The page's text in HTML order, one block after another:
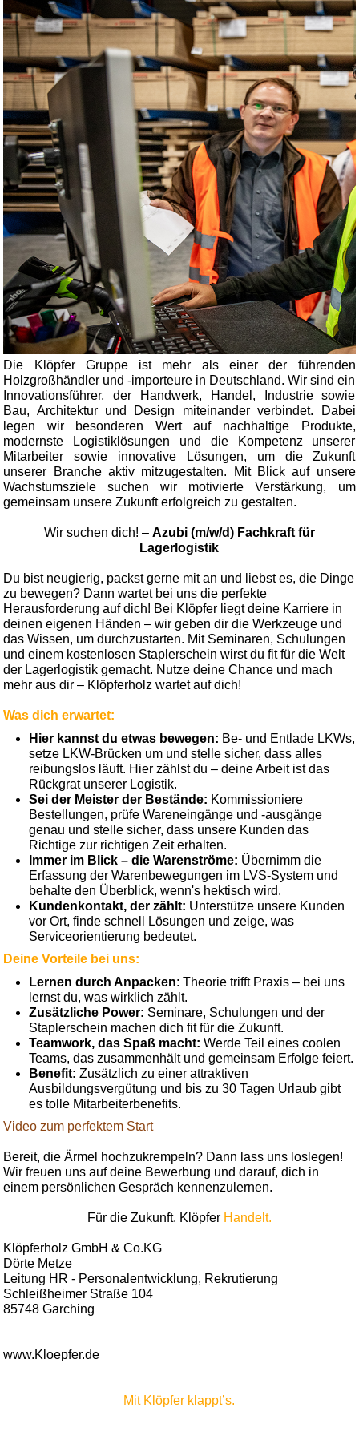
Die Klöpfer Gruppe ist mehr als einer der führenden
Holzgroßhändler und -importeure in Deutschland. Wir sind ein
Innovationsführer, der Handwerk, Handel, Industrie sowie
Bau, Architektur und Design miteinander verbindet. Dabei
legen wir besonderen Wert auf nachhaltige Produkte,
modernste Logistiklösungen und die Kompetenz unserer
Mitarbeiter sowie innovative Lösungen, um die Zukunft
unserer Branche aktiv mitzugestalten. Mit Blick auf unsere
Wachstumsziele suchen wir motivierte Verstärkung, um
gemeinsam unsere Zukunft erfolgreich zu gestalten.
Wir suchen dich! – Azubi (m/w/d) Fachkraft für
Lagerlogistik
Du bist neugierig, packst gerne mit an und liebst es, die Dinge
zu bewegen? Dann wartet bei uns die perfekte
Herausforderung auf dich! Bei Klöpfer liegt deine Karriere in
deinen eigenen Händen – wir geben dir die Werkzeuge und
das Wissen, um durchzustarten. Mit Seminaren, Schulungen
und einem kostenlosen Staplerschein wirst du fit für die Welt
der Lagerlogistik gemacht. Nutze deine Chance und mach
mehr aus dir – Klöpferholz wartet auf dich!
Was dich erwartet:
Hier kannst du etwas bewegen: Be- und Entlade LKWs,
setze LKW-Brücken um und stelle sicher, dass alles
reibungslos läuft. Hier zählst du – deine Arbeit ist das
Rückgrat unserer Logistik.
Sei der Meister der Bestände: Kommissioniere
Bestellungen, prüfe Wareneingänge und -ausgänge
genau und stelle sicher, dass unsere Kunden das
Richtige zur richtigen Zeit erhalten.
Immer im Blick – die Warenströme: Übernimm die
Erfassung der Warenbewegungen im LVS-System und
behalte den Überblick, wenn's hektisch wird.
Kundenkontakt, der zählt: Unterstütze unsere Kunden
vor Ort, finde schnell Lösungen und zeige, was
Serviceorientierung bedeutet.
Deine Vorteile bei uns:
Lernen durch Anpacken: Theorie trifft Praxis – bei uns
lernst du, was wirklich zählt.
Zusätzliche Power: Seminare, Schulungen und der
Staplerschein machen dich fit für die Zukunft.
Teamwork, das Spaß macht: Werde Teil eines coolen
Teams, das zusammenhält und gemeinsam Erfolge feiert.
Benefit: Zusätzlich zu einer attraktiven
Ausbildungsvergütung und bis zu 30 Tagen Urlaub gibt
es tolle Mitarbeiterbenefits.
Video zum perfektem Start
Bereit, die Ärmel hochzukrempeln? Dann lass uns loslegen!
Wir freuen uns auf deine Bewerbung und darauf, dich in
einem persönlichen Gespräch kennenzulernen.
Für die Zukunft. Klöpfer Handelt.
Klöpferholz GmbH & Co.KG
Dörte Metze
Leitung HR - Personalentwicklung, Rekrutierung
Schleißheimer Straße 104
85748 Garching
www.Kloepfer.de
Mit Klöpfer klappt’s.